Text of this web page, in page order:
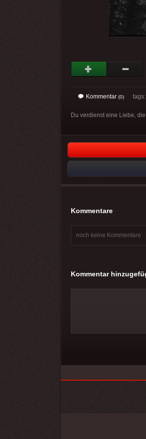
Kommentar (0)
Du verdienst eine Liebe,
Kommentare
noch keine Kommentare
Kommentar